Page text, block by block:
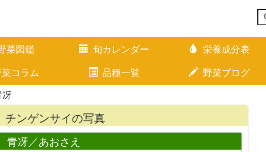
菜図鑑 旬カレンダー 栄養成分表
コラム 品種一覧 野菜ブログ
冴
チンゲンサイの写真
青冴／あおさえ